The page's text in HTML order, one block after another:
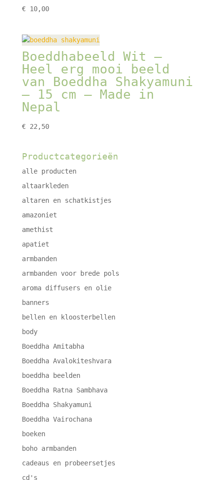
€10,00
Boeddhabeeld Wit –
Heel erg mooi beeld
van Boeddha Shakyamuni
– 15 cm – Made in
Nepal
€22,50
Productcategorieën
alle producten
altaarkleden
altaren en schatkistjes
amazoniet
amethist
apatiet
armbanden
armbanden voor brede pols
aroma diffusers en olie
banners
bellen en kloosterbellen
body
Boeddha Amitabha
Boeddha Avalokiteshvara
boeddha beelden
Boeddha Ratna Sambhava
Boeddha Shakyamuni
Boeddha Vairochana
boeken
boho armbanden
cadeaus en probeersetjes
cd's